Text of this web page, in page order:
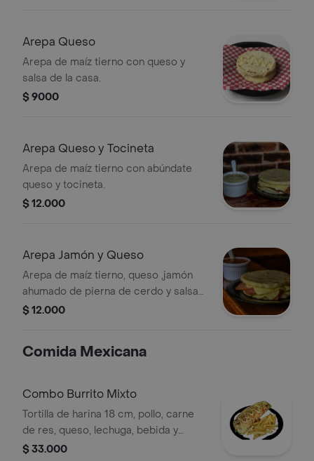
Arepa Queso
Arepa de maíz tierno con queso y
salsa de la casa.
$ 9000
Arepa Queso y Tocineta
Arepa de maíz tierno con abúndate
queso y tocineta.
$ 12.000
Arepa Jamón y Queso
Arepa de maíz tierno, queso ,jamón
ahumado de pierna de cerdo y salsa
de la casa.
$ 12.000
Comida Mexicana
Combo Burrito Mixto
Tortilla de harina 18 cm, pollo, carne
de res, queso, lechuga, bebida y
acompañamiento a elegir.
$ 33.000